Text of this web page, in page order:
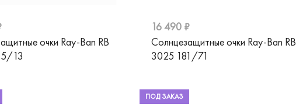
очки Ray-Ban RB
13
16 490 ₽
Солнцезащитные очки Ray-Ban RB
3025 181/71
ПОД ЗАКАЗ